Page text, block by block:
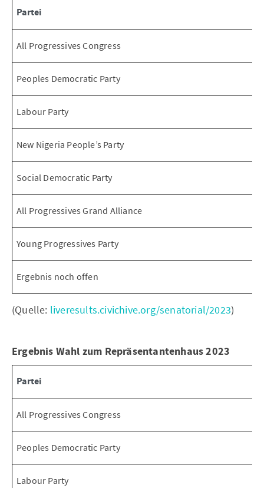
Partei
All Progressives Congress
Peoples Democratic Party
Labour Party
New Nigeria People’s Party
Social Democratic Party
All Progressives Grand Alliance
Young Progressives Party
Ergebnis noch offen
(Quelle: liveresults.civichive.org/senatorial/2023)
Ergebnis Wahl zum Repräsentantenhaus 2023
Partei
All Progressives Congress
Peoples Democratic Party
Labour Party